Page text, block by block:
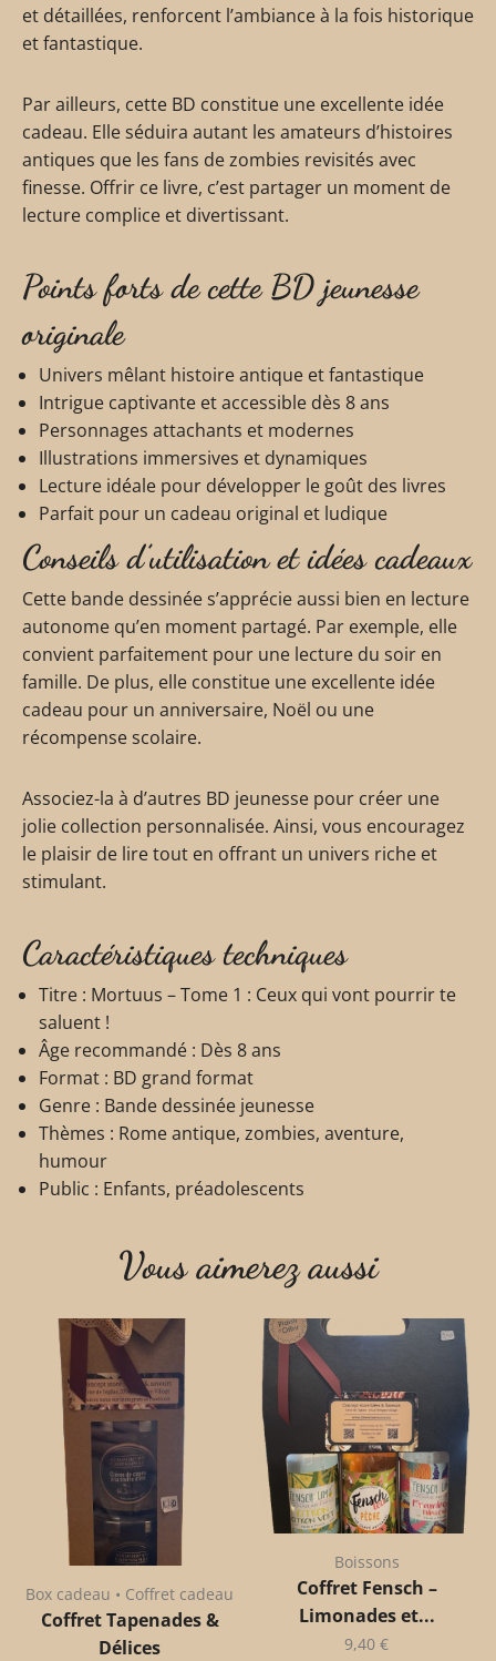
et détaillées, renforcent l’ambiance à la fois historique
et fantastique.
Par ailleurs, cette BD constitue une excellente idée
cadeau. Elle séduira autant les amateurs d’histoires
antiques que les fans de zombies revisités avec
finesse. Offrir ce livre, c’est partager un moment de
lecture complice et divertissant.
Points forts de cette BD jeunesse
originale
Univers mêlant histoire antique et fantastique
Intrigue captivante et accessible dès 8 ans
Personnages attachants et modernes
Illustrations immersives et dynamiques
Lecture idéale pour développer le goût des livres
Parfait pour un cadeau original et ludique
Conseils d’utilisation et idées cadeaux
Cette bande dessinée s’apprécie aussi bien en lecture
autonome qu’en moment partagé. Par exemple, elle
convient parfaitement pour une lecture du soir en
famille. De plus, elle constitue une excellente idée
cadeau pour un anniversaire, Noël ou une
récompense scolaire.
Associez-la à d’autres BD jeunesse pour créer une
jolie collection personnalisée. Ainsi, vous encouragez
le plaisir de lire tout en offrant un univers riche et
stimulant.
Caractéristiques techniques
Titre : Mortuus – Tome 1 : Ceux qui vont pourrir te
saluent !
Âge recommandé : Dès 8 ans
Format : BD grand format
Genre : Bande dessinée jeunesse
Thèmes : Rome antique, zombies, aventure,
humour
Public : Enfants, préadolescents
Vous aimerez aussi
Box cadeau • Coffret cadeau
Coffret Tapenades &
Délices
Boissons
Coffret Fensch –
Limonades et...
9,40 €